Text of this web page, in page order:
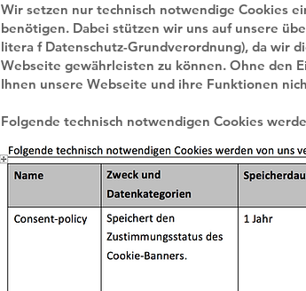
Wir setzen nur technisch notwendige Cookies
benötigen. Dabei stützen wir uns auf unsere
litera f Datenschutz-Grundverordnung), da wir
Webseite gewährleisten zu können. Ohne den
Ihnen unsere Webseite und ihre Funktionen
Folgende technisch notwendigen Cookies